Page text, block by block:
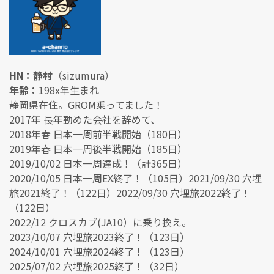
HN：静村 （sizumura）
年齢： 198x年生まれ
静岡県在住。GROM乗ってました！
2017年 長年勤めた会社を辞めて、
2018年春 日本一周前半戦開始（180日）
2019年春 日本一周後半戦開始（185日）
2019/10/02 日本一周達成！（計365日）
2020/10/05 日本一周EX終了！（105日）2021/09/30 穴埋
旅2021終了！（122日）2022/09/30 穴埋旅2022終了！
（122日）
2022/12 クロスカブ(JA10）に乗り換え。
2023/10/07 穴埋旅2023終了！（123日）
2024/10/01 穴埋旅2024終了！（123日）
2025/07/02 穴埋旅2025終了！（32日）